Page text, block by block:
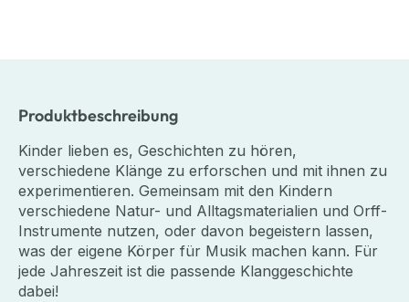
Produktbeschreibung
Kinder lieben es, Geschichten zu hören,
verschiedene Klänge zu erforschen und mit ihnen zu
experimentieren. Gemeinsam mit den Kindern
verschiedene Natur- und Alltagsmaterialien und Orff-
Instrumente nutzen, oder davon begeistern lassen,
was der eigene Körper für Musik machen kann. Für
jede Jahreszeit ist die passende Klanggeschichte
dabei!